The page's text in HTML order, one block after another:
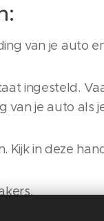
van je auto
ingesteld.
van je auto als
Kijk in deze